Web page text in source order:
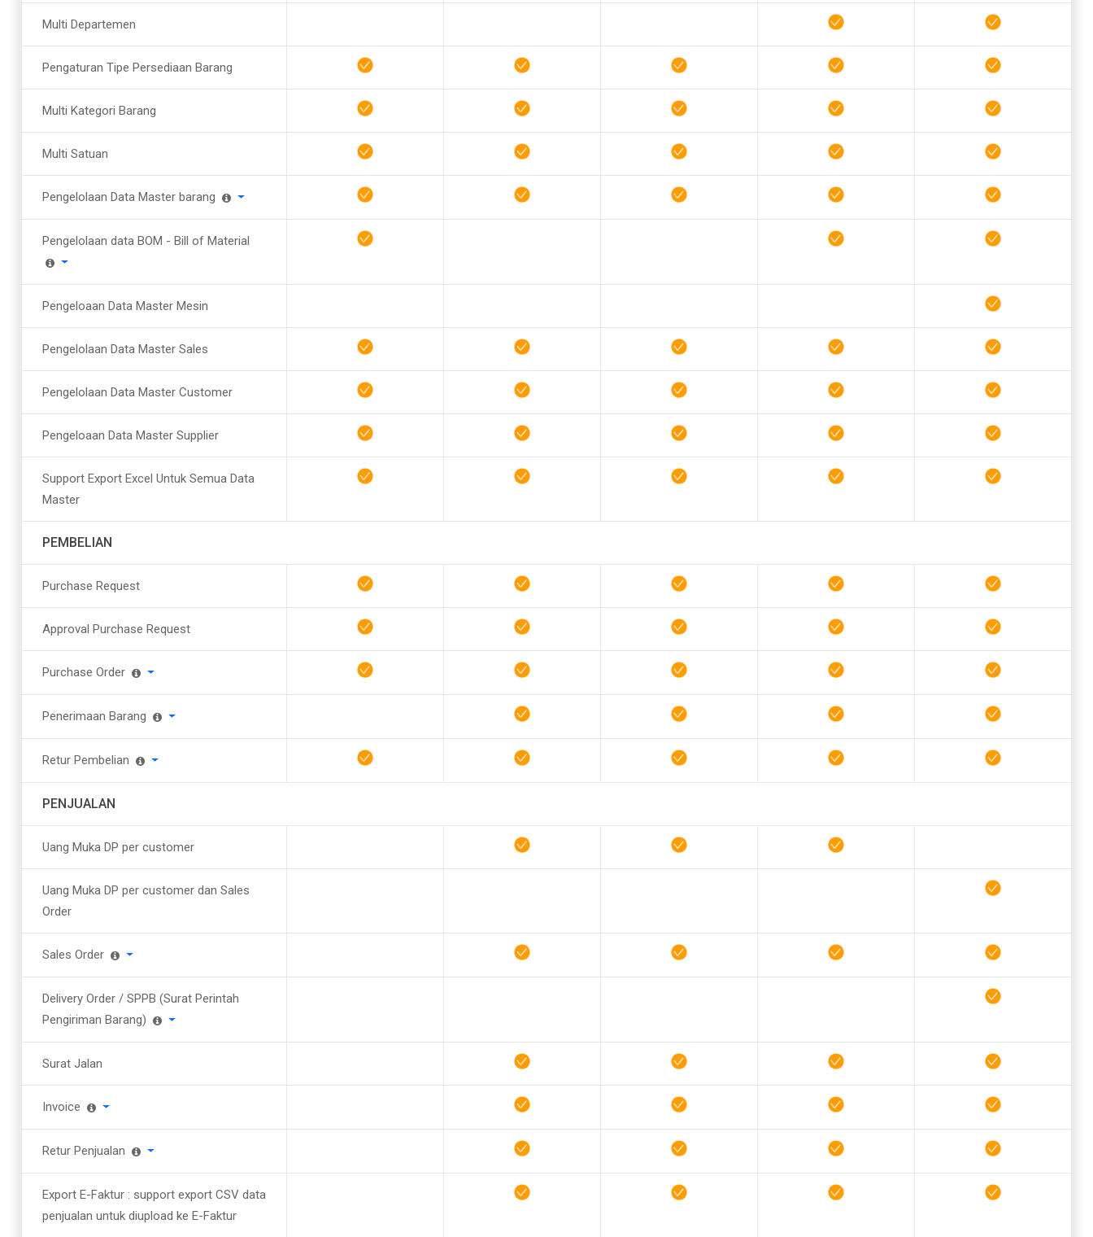
Multi Departemen
Pengaturan Tipe Persediaan Barang
Multi Kategori Barang
Multi Satuan
Pengelolaan Data Master barang
Pengelolaan data BOM - Bill of Material
Pengeloaan Data Master Mesin
Pengelolaan Data Master Sales
Pengelolaan Data Master Customer
Pengeloaan Data Master Supplier
Support Export Excel Untuk Semua Data
Master
PEMBELIAN
Purchase Request
Approval Purchase Request
Purchase Order
Penerimaan Barang
Retur Pembelian
PENJUALAN
Uang Muka DP per customer
Uang Muka DP per customer dan Sales
Order
Sales Order
Delivery Order / SPPB (Surat Perintah
Pengiriman Barang)
Surat Jalan
Invoice
Retur Penjualan
Export E-Faktur : support export CSV data
penjualan untuk diupload ke E-Faktur